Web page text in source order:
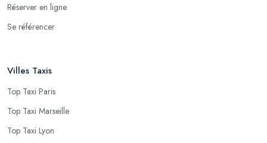
Réserver en ligne
Se référencer
Villes Taxis
Top Taxi Paris
Top Taxi Marseille
Top Taxi Lyon